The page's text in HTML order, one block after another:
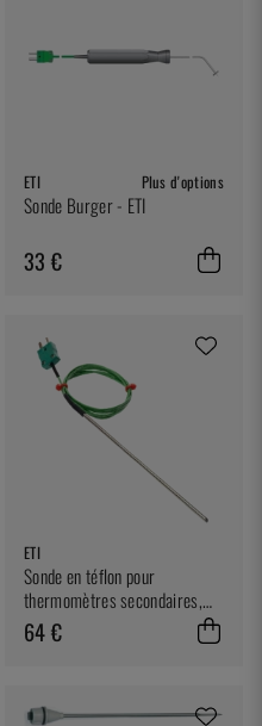
ETI Plus d'options
Sonde Burger - ETI
33 €
ETI
Sonde en téflon pour
thermomètres secondaires,
ETI
64 €